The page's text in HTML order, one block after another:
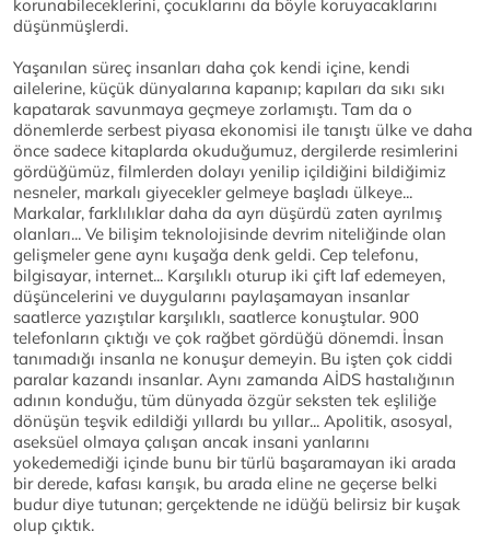
korunabileceklerini, çocuklarını da böyle koruyacaklarını
düşünmüşlerdi.
Yaşanılan süreç insanları daha çok kendi içine, kendi
ailelerine, küçük dünyalarına kapanıp; kapıları da sıkı sıkı
kapatarak savunmaya geçmeye zorlamıştı. Tam da o
dönemlerde serbest piyasa ekonomisi ile tanıştı ülke ve daha
önce sadece kitaplarda okuduğumuz, dergilerde resimlerini
gördüğümüz, filmlerden dolayı yenilip içildiğini bildiğimiz
nesneler, markalı giyecekler gelmeye başladı ülkeye...
Markalar, farklılıklar daha da ayrı düşürdü zaten ayrılmış
olanları... Ve bilişim teknolojisinde devrim niteliğinde olan
gelişmeler gene aynı kuşağa denk geldi. Cep telefonu,
bilgisayar, internet... Karşılıklı oturup iki çift laf edemeyen,
düşüncelerini ve duygularını paylaşamayan insanlar
saatlerce yazıştılar karşılıklı, saatlerce konuştular. 900
telefonların çıktığı ve çok rağbet gördüğü dönemdi. İnsan
tanımadığı insanla ne konuşur demeyin. Bu işten çok ciddi
paralar kazandı insanlar. Aynı zamanda AİDS hastalığının
adının konduğu, tüm dünyada özgür seksten tek eşliliğe
dönüşün teşvik edildiği yıllardı bu yıllar... Apolitik, asosyal,
aseksüel olmaya çalışan ancak insani yanlarını
yokedemediği içinde bunu bir türlü başaramayan iki arada
bir derede, kafası karışık, bu arada eline ne geçerse belki
budur diye tutunan; gerçektende ne idüğü belirsiz bir kuşak
olup çıktık.